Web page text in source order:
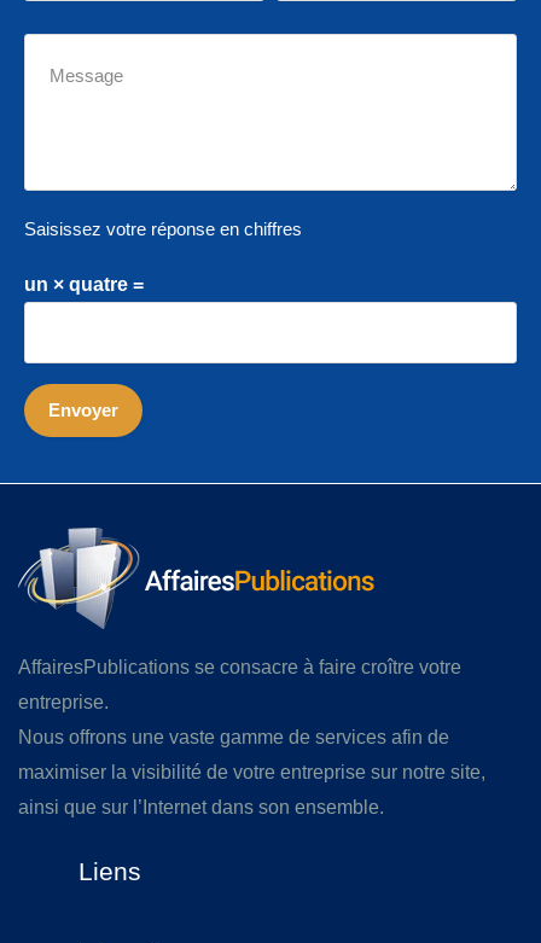
Saisissez votre réponse en chiffres
un × quatre =
AffairesPublications se consacre à faire croître votre
entreprise.
Nous offrons une vaste gamme de services afin de
maximiser la visibilité de votre entreprise sur notre site,
ainsi que sur l’Internet dans son ensemble.
Liens